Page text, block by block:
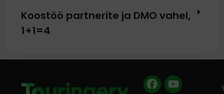
Koostöö partnerite ja DMO vahel,
1+1=4
Facebook
Youtube